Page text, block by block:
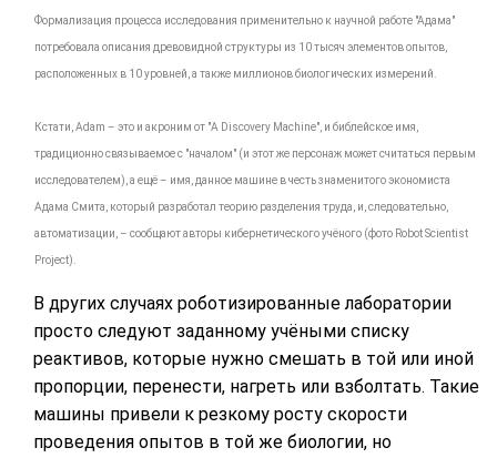
Формализация процесса исследования применительно к научной работе "Адама"
потребовала описания древовидной структуры из 10 тысяч элементов опытов,
расположенных в 10 уровней, а также миллионов биологических измерений.
Кстати, Adam – это и акроним от "A Discovery Machine", и библейское имя,
традиционно связываемое с "началом" (и этот же персонаж может считаться первым
исследователем), а ещё – имя, данное машине в честь знаменитого экономиста
Адама Смита, который разработал теорию разделения труда, и, следовательно,
автоматизации, – сообщают авторы кибернетического учёного (фото Robot Scientist
Project).
В других случаях роботизированные лаборатории
просто следуют заданному учёными списку
реактивов, которые нужно смешать в той или иной
пропорции, перенести, нагреть или взболтать. Такие
машины привели к резкому росту скорости
проведения опытов в той же биологии, но